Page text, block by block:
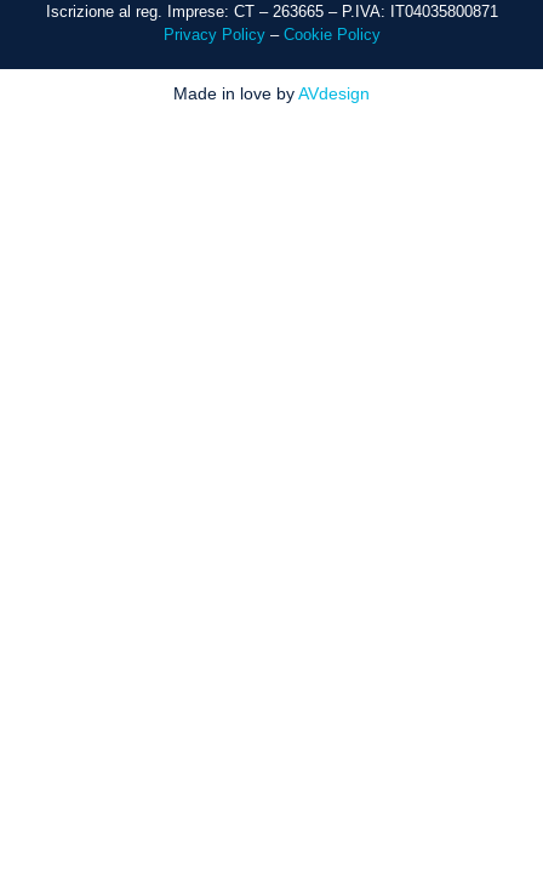
Iscrizione al reg. Imprese: CT – 263665 – P.IVA: IT04035800871
Privacy Policy– Cookie Policy
Made in love byAVdesign